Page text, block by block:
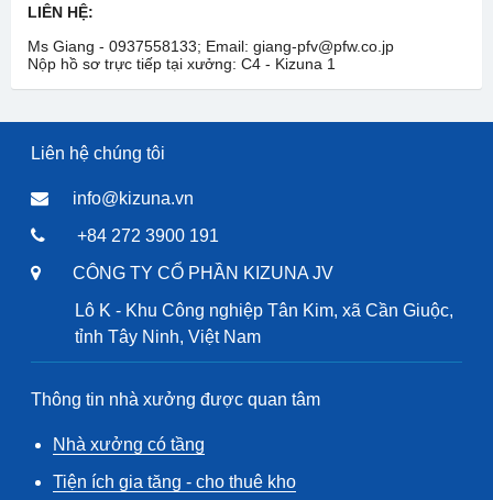
LIÊN HỆ:
Ms Giang - 0937558133; Email: giang-pfv@pfw.co.jp
Nộp hồ sơ trực tiếp tại xưởng: C4 - Kizuna 1
Liên hệ chúng tôi
info@kizuna.vn
+84 272 3900 191
CÔNG TY CỔ PHẦN KIZUNA JV
Lô K - Khu Công nghiệp Tân Kim, xã Cần Giuộc,
tỉnh Tây Ninh, Việt Nam
Thông tin nhà xưởng được quan tâm
Nhà xưởng có tầng
Tiện ích gia tăng - cho thuê kho